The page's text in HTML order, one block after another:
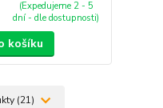
(Expedujeme 2 - 5
dní - dle dostupnosti)
košíku
(21)